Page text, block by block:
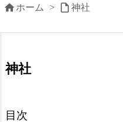
 ホーム >  神社
神社
目次